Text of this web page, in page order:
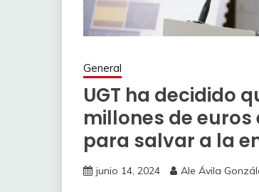
General
UGT ha decidido
millones de euros
para salvar a la
junio 14, 2024 Ale Ávila